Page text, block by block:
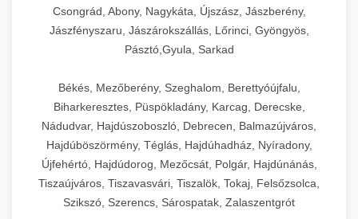
Csongrád, Abony, Nagykáta, Újszász, Jászberény,
Jászfényszaru, Jászárokszállás, Lőrinci, Gyöngyös,
Pásztó,Gyula, Sarkad
Békés, Mezőberény, Szeghalom, Berettyóújfalu,
Biharkeresztes, Püspökladány, Karcag, Derecske,
Nádudvar, Hajdúszoboszló, Debrecen, Balmazújváros,
Hajdúböszörmény, Téglás, Hajdúhadház, Nyíradony,
Újfehértó, Hajdúdorog, Mezőcsát, Polgár, Hajdúnánás,
Tiszaújváros, Tiszavasvári, Tiszalök, Tokaj, Felsőzsolca,
Szikszó, Szerencs, Sárospatak, Zalaszentgrót